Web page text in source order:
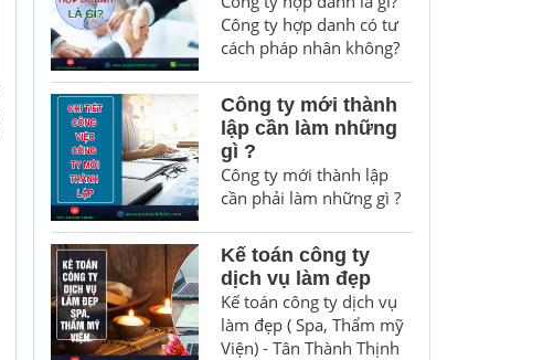
Công ty hợp danh có tư
cách pháp nhân không?
Công ty mới thành
lập cần làm những
gì ?
Công ty mới thành lập
cần phải làm những gì ?
Kế toán công ty
dịch vụ làm đẹp
Kế toán công ty dịch vụ
làm đẹp ( Spa, Thẩm mỹ
Viện) - Tân Thành Thịnh